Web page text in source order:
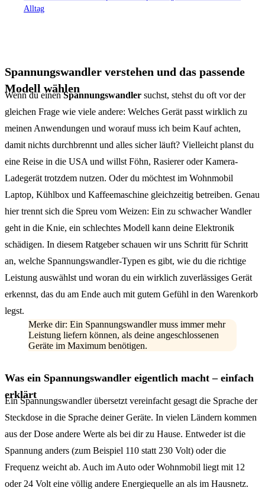
Spannungswandler verstehen und das passende
Modell wählen
Wenn du einenSpannungswandler suchst, stehst du oft vor der
gleichen Frage wie viele andere: Welches Gerät passt wirklich zu
meinen Anwendungen und worauf muss ich beim Kauf achten,
damit nichts durchbrennt und alles sicher läuft? Vielleicht planst du
eine Reise in die USA und willst Föhn, Rasierer oder Kamera-
Ladegerät trotzdem nutzen. Oder du möchtest im Wohnmobil
Laptop, Kühlbox und Kaffeemaschine gleichzeitig betreiben. Genau
hier trennt sich die Spreu vom Weizen: Ein zu schwacher Wandler
geht in die Knie, ein schlechtes Modell kann deine Elektronik
schädigen. In diesem Ratgeber schauen wir uns Schritt für Schritt
an, welche Spannungswandler-Typen es gibt, wie du die richtige
Leistung auswählst und woran du ein wirklich zuverlässiges Gerät
erkennst, das du am Ende auch mit gutem Gefühl in den Warenkorb
legst.
Merke dir: Ein Spannungswandler muss immer mehr
Leistung liefern können, als deine angeschlossenen
Geräte im Maximum benötigen.
Was ein Spannungswandler eigentlich macht – einfach
erklärt
Ein Spannungswandler übersetzt vereinfacht gesagt die Sprache der
Steckdose in die Sprache deiner Geräte. In vielen Ländern kommen
aus der Dose andere Werte als bei dir zu Hause. Entweder ist die
Spannung anders (zum Beispiel 110 statt 230 Volt) oder die
Frequenz weicht ab. Auch im Auto oder Wohnmobil liegt mit 12
oder 24 Volt eine völlig andere Energiequelle an als im Hausnetz.
Alltag